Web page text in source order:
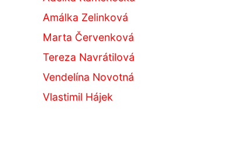
Amálka Zelinková
Marta Červenková
Tereza Navrátilová
Vendelína Novotná
Vlastimil Hájek